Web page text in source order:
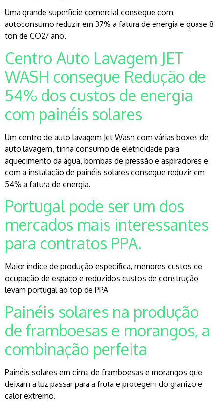
Uma grande superfície comercial consegue com
autoconsumo reduzir em 37% a fatura de energia e quase 8
ton de CO2/ ano.
Centro Auto Lavagem JET
WASH consegue Redução de
54% dos custos de energia
com painéis solares
Um centro de auto lavagem Jet Wash com várias boxes de
auto lavagem, tinha consumo de eletricidade para
aquecimento da água, bombas de pressão e aspiradores e
com a instalação de painéis solares consegue reduzir em
54% a fatura de energia.
Portugal pode ser um dos
mercados mais interessantes
para contratos PPA.
Maior índice de produção especifica, menores custos de
ocupação de espaço e reduzidos custos de construção
levam portugal ao top de PPA
Painéis solares na produção
de framboesas e morangos, a
combinação perfeita
Painéis solares em cima de framboesas e morangos que
deixam a luz passar para a fruta e protegem do granizo e
calor extremo.